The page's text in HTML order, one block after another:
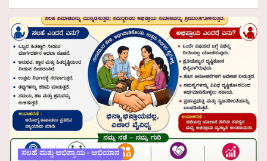
ಸಲಹೆ ಮತ್ತು ಅಭಿಪ್ರಾಯ - ಅಭಿಯಾನ